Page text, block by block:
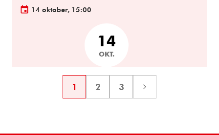
14 oktober, 15:00
14
OKT.
Sida
1 Sida
2 Sida
3
Nästa